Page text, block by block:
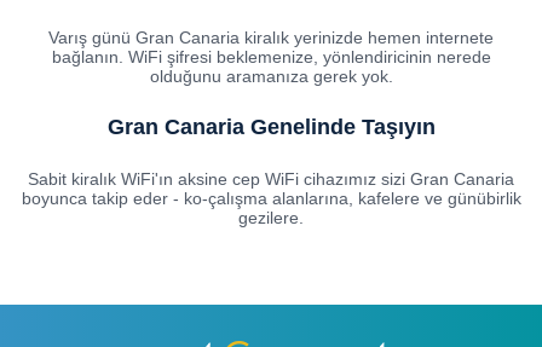
Varış günü Gran Canaria kiralık yerinizde hemen internete
bağlanın. WiFi şifresi beklemenize, yönlendiricinin nerede
olduğunu aramanıza gerek yok.
Gran Canaria Genelinde Taşıyın
Sabit kiralık WiFi'ın aksine cep WiFi cihazımız sizi Gran Canaria
boyunca takip eder - ko-çalışma alanlarına, kafelere ve günübirlik
gezilere.